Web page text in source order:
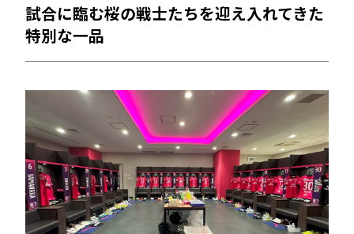
試合に臨む桜の戦士たちを迎え入れてきた
特別な一品